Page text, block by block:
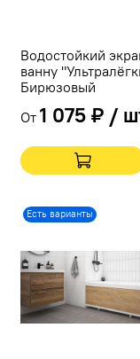
Водостойкий
ванну
Бирюзовый
От 1 075 ₽ /
Есть варианты